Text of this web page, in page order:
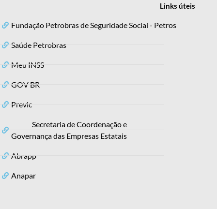
Linksúteis
Fundação Petrobras de Seguridade Social - Petros
Saúde Petrobras
Meu INSS
GOV BR
Previc
Secretaria de Coordenação e
Governança das Empresas Estatais
Abrapp
Anapar